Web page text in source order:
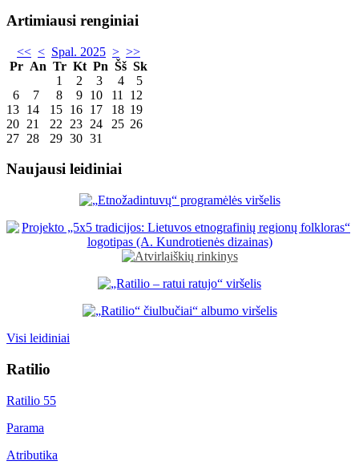
Artimiausi renginiai
<< < Spal. 2025 > >>
Pr An Tr Kt Pn Šš Sk
1
2 3 4
5
6
7 8 9 10 11
12
13 14 15 16 17 18 19
20 21 22 23 24 25 26
27 28 29 30 31
Naujausi leidiniai
Visi leidiniai
Ratilio
Ratilio 55
Parama
Atributika